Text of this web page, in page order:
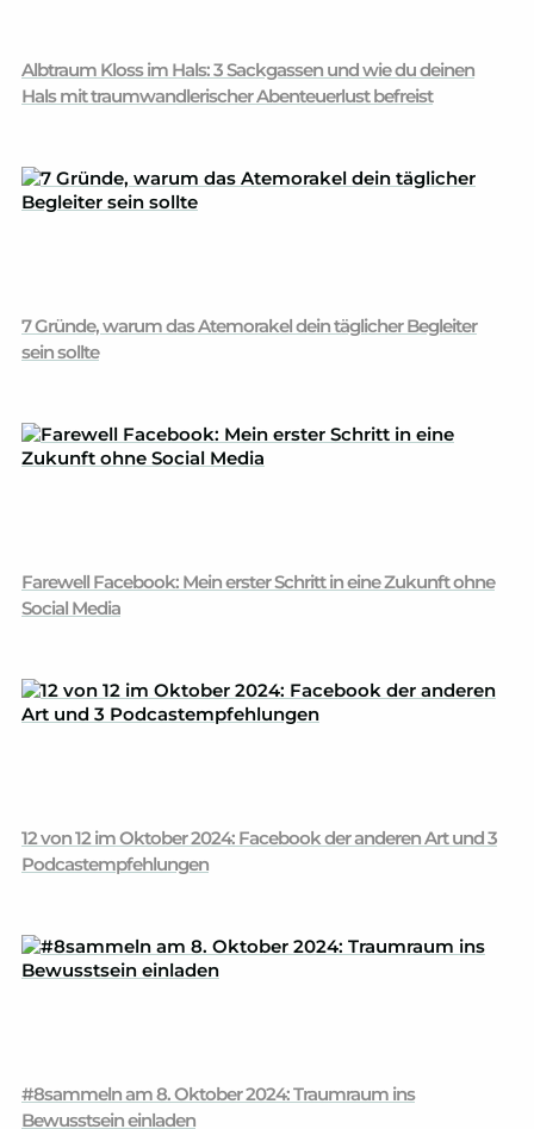
Albtraum Kloss im Hals: 3 Sackgassen und wie du deinen
Hals mit traumwandlerischer Abenteuerlust befreist
7 Gründe, warum das Atemorakel dein täglicher Begleiter
sein sollte
Farewell Facebook: Mein erster Schritt in eine Zukunft ohne
Social Media
12 von 12 im Oktober 2024: Facebook der anderen Art und 3
Podcastempfehlungen
#8sammeln am 8. Oktober 2024: Traumraum ins
Bewusstsein einladen